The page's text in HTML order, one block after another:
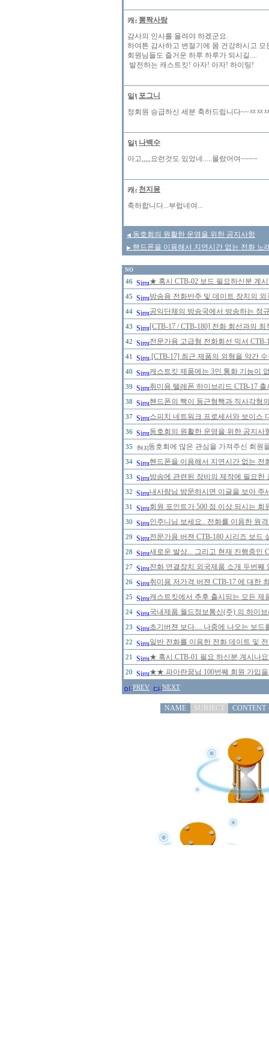
뽕짝사랑
감사의 인사를 올려야 하겠군요.
하여튼 감사하고 변절기에 몸 건강하시고
회원님들도 즐거운 하루 하루가 되시길....
발전하는 캐스트킷! 아자! 아자! 하이팅!
포그니
정회원 승급하신 세분 축하드립니다~~ㅉㅉ
나백수
아고,,,,,요런것도 있었네.....몰랐어여~~~~
천지몽
축하합니다...부럽네여...
◀ 동호회의 원활한 운영을 위한 공지사항
▶ 핸드폰을 이용해서 지연시간 없는 전화 노
NO
46 ★ 혹시 CTB-02 보드 필요하신분 계
45 방송용 전화반주 및 데이트 장치의
44 공익단체의 방송국에서 방송하는 정
43 [CTB-17 / CTB-180] 전화 회선과의
42 전문가용 고급형 전화회선 믹서
41 [CTB-17] 최근 제품의 외형을 약간
40 캐스트킷 제품에는 3인 통화 기능이
39 취미용 텔레폰 하이브리드 CTB-17
38 핸드폰의 짹이 둥근형짹과 직사각형
37 스피치 네트워크 프로세서와 보이스
36 동호회의 원활한 운영을 위한 공지사
35 동호회에 많은 관심을 가져주신 회원
34 핸드폰을 이용해서 지연시간 없는
33 방송에 관련된 장비의 제작에 필요
32 내사랑님 방문하시면 이글을 보아 주
31 회원 포인트가 500 점 이상 되시는 회
30 인주니님 보세요.. 전화를 이용한 원
29 전문가용 버젼 CTB-180 시리즈 보드
28 새로운 발상... 그리고 현재 진행중인
27 전화 연결장치 외국제품 소개 두번째
26 취미용 저가격 버젼 CTB-17 에 대한
25 캐스트킷에서 추후 출시되는 모든
24 국내제품 월드정보통신(주) 의 하이
23 초기버젼 보다.... 나중에 나오는 보
22 일반 전화를 이용한 전화 데이트 및
21 ★ 혹시 CTB-01 필요 하신분 계시나
20 ★★ 파아란꿈님 100번째 회원 가입
PREV NEXT